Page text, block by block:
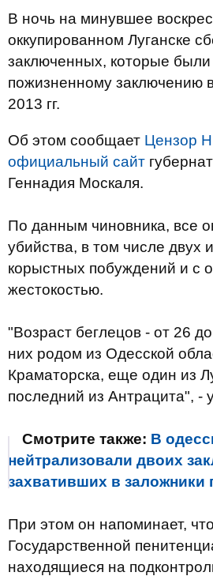
В ночь на минувшее
оккупированном Луганске
заключенных, которые были
пожизненному заключению
2013 гг.
Об этом сообщает Цензор
официальный сайт
Геннадия Москаля.
По данным чиновника, все
убийства, в том числе двух
корыстных побуждений и с
жестокостью.
"Возраст беглецов - от 26
них родом из Одесской
Краматорска, еще один из
последний из Антрацита", -
Смотрите также: В
нейтрализовали двоих
захвативших в заложники
При этом он напоминает,
Государственной
находящиеся на